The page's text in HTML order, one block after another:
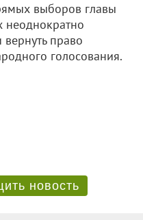
выборов главы
неоднократно
право
голосования.
новость